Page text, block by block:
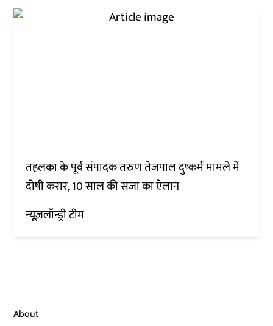
तहलका के पूर्व संपादक तरुण तेजपाल दुष्कर्म मामले में
दोषी करार, 10 साल की सजा का ऐलान
न्यूज़लॉन्ड्री टीम
About